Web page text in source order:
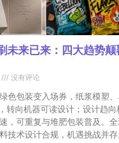
来已来：四大趋势颠
没有评论
色包装变入场券，纸浆模塑
转向机器可读设计；设计趋
，可重复与堆肥包装普及。
技术设计合规，机遇挑战并存